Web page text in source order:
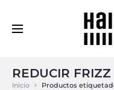
REDUCIR FRIZZ
Inicio Productos